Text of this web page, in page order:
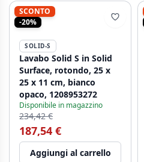
SCONTO
-20%
SOLID-S
Lavabo Solid S in Solid
Surface, rotondo, 25 x
25 x 11 cm, bianco
opaco, 1208953272
Disponibile in magazzino
234,42 €
187,54 €
Aggiungi al carrello